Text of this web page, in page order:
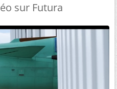
sur Futura